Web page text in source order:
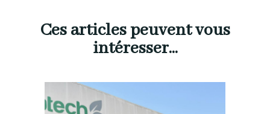
Ces articles peuvent vous
intéresser...